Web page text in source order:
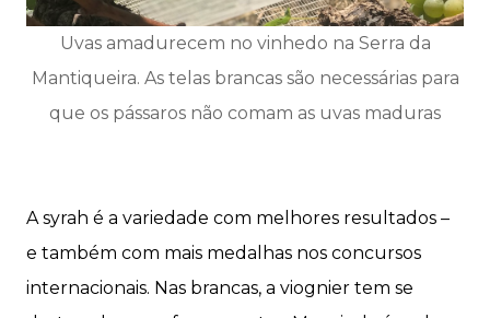
Uvas amadurecem no vinhedo na Serra da
Mantiqueira. As telas brancas são necessárias para
que os pássaros não comam as uvas maduras
A syrah é a variedade com melhores resultados –
e também com mais medalhas nos concursos
internacionais. Nas brancas, a viognier tem se